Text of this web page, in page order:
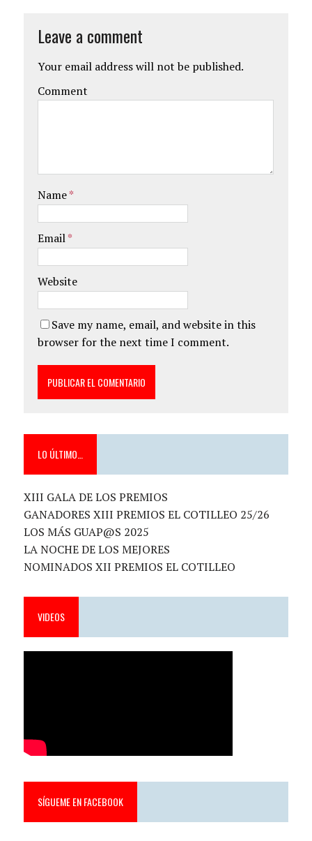
Leave a comment
Your email address will not be published.
Comment
Name*
Email*
Website
Save my name, email, and website in this
browser for the next time I comment.
LO ÚLTIMO…
XIII GALA DE LOS PREMIOS
GANADORES XIII PREMIOS EL COTILLEO 25/26
LOS MÁS GUAP@S 2025
LA NOCHE DE LOS MEJORES
NOMINADOS XII PREMIOS EL COTILLEO
VIDEOS
SÍGUEME EN FACEBOOK